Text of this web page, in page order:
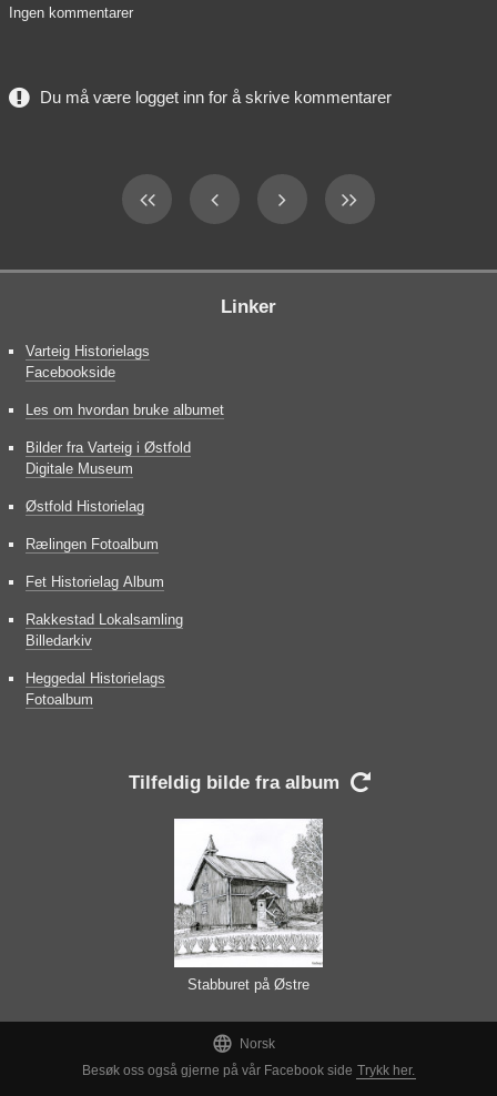
Ingen kommentarer
Du må være logget inn for å skrive kommentarer
Linker
Varteig Historielags
Facebookside
Les om hvordan bruke albumet
Bilder fra Varteig i Østfold
Digitale Museum
Østfold Historielag
Rælingen Fotoalbum
Fet Historielag Album
Rakkestad Lokalsamling
Billedarkiv
Heggedal Historielags
Fotoalbum
Tilfeldig bilde fra album 
Stabburet på Østre

Norsk
Besøk oss også gjerne på vår Facebook side
Trykk her.